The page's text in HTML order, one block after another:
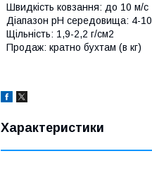
Швидкість ковзання: до 10 м/с
Діапазон pH середовища: 4-10
Щільність: 1,9-2,2 г/см2
Продаж: кратно бухтам (в кг)
Характеристики